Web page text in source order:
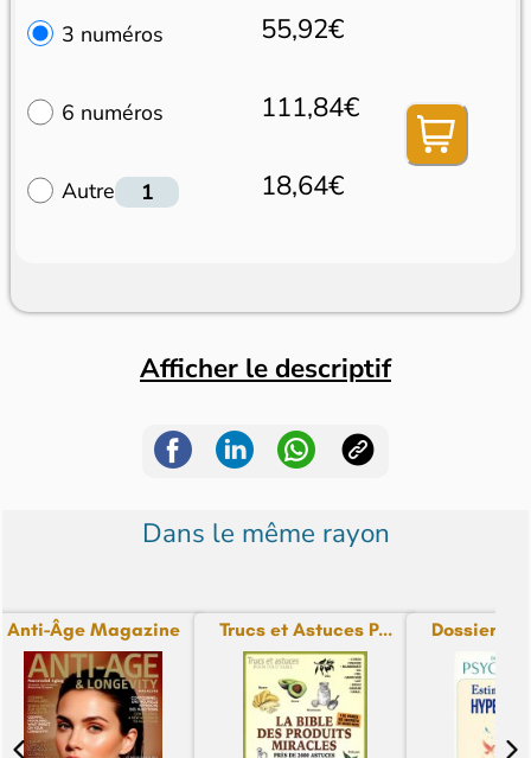
3 numéros 55,92€
6 numéros 111,84€
Autre 18,64€
Afficher le descriptif
Dans le même rayon
Anti-Âge Magazine Trucs et Astuces P... Dossiers